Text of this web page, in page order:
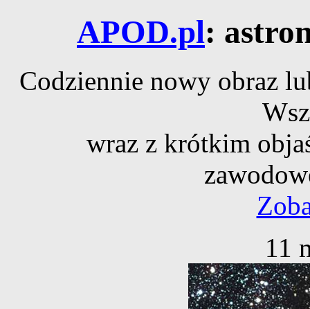
APOD.pl:
Codziennie nowy obraz
wraz z krótkim
11